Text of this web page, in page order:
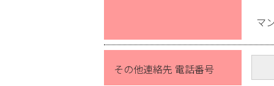
マ
その他連絡先 電話番号